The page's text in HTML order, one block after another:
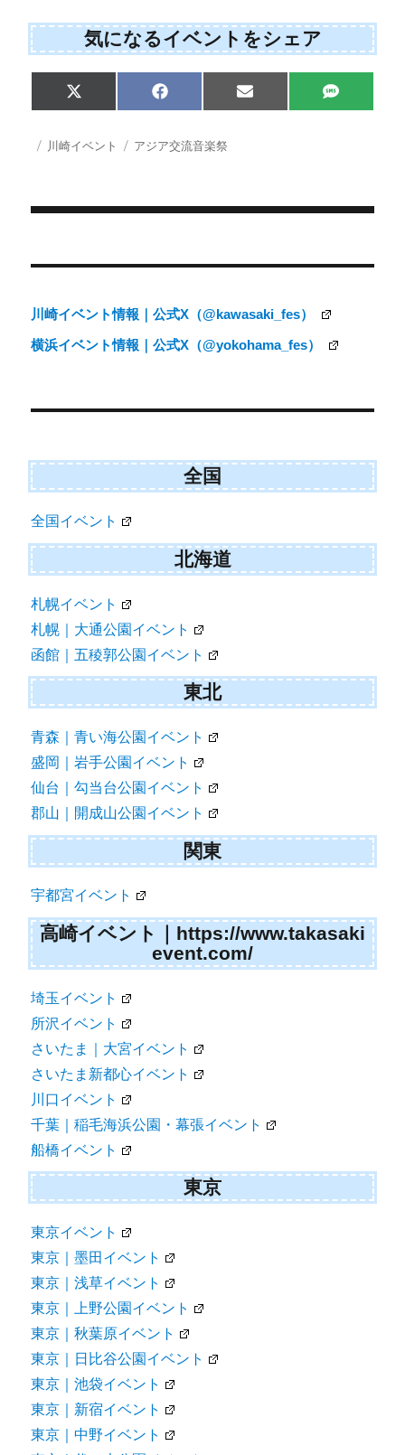
気になるイベントをシェア
Share
on
X
(
w
r
Share
on
F
a
e
b
Share
on
E
m
Share
on
S
M
投 カ
川崎イベント
タ
アジア交流音楽祭
稿
ビ
ゲ
シ
ン
川崎イベント情報｜公式X（@kawasaki_fes）
横浜イベント情報｜公式X（@yokohama_fes）
全国
全国イベント
北海道
札幌イベント
札幌｜大通公園イベント
函館｜五稜郭公園イベント
東北
青森｜青い海公園イベント
盛岡｜岩手公園イベント
仙台｜勾当台公園イベント
郡山｜開成山公園イベント
関東
宇都宮イベント
高崎イベント｜https://www.takasaki
event.com/
埼玉イベント
所沢イベント
さいたま｜大宮イベント
さいたま新都心イベント
川口イベント
千葉｜稲毛海浜公園・幕張イベント
船橋イベント
東京
東京イベント
東京｜墨田イベント
東京｜浅草イベント
東京｜上野公園イベント
東京｜秋葉原イベント
東京｜日比谷公園イベント
東京｜池袋イベント
東京｜新宿イベント
東京｜中野イベント